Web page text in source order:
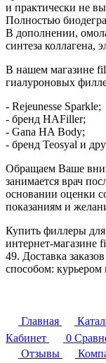
и практически не
Полностью
В дополнении,
синтеза коллагена,
В нашем магазине
гиалуроновых
- Rejeunesse Sparkle;
- бренд HAFiller;
- Gana HA Body;
- бренд Teosyal и
Обращаем Ваше
занимается врач
основании оценки
показаниям и
Купить филлеры
интернет-магазине
49. Доставка
способом:
Главная
Кабинет
0
Отзывы